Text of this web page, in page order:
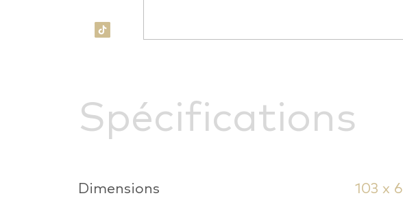
Spécifications
Dimensions 103 x